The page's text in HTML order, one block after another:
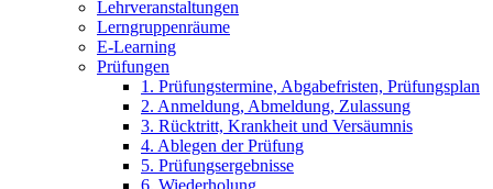
Lehrveranstaltungen
Lerngruppenräume
E-Learning
Prüfungen
1. Prüfungstermine, Abgabefristen, Prüfungsplan
2. Anmeldung, Abmeldung, Zulassung
3. Rücktritt, Krankheit und Versäumnis
4. Ablegen der Prüfung
5. Prüfungsergebnisse
6. Wiederholung